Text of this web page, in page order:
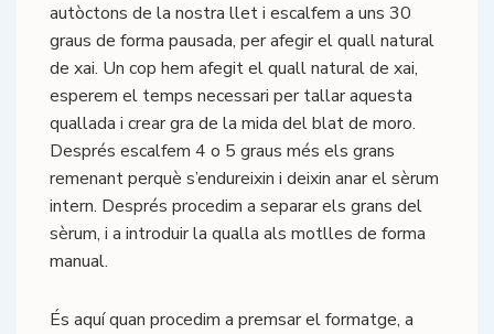
autòctons de la nostra llet i escalfem a uns 30
graus de forma pausada, per afegir el quall natural
de xai. Un cop hem afegit el quall natural de xai,
esperem el temps necessari per tallar aquesta
quallada i crear gra de la mida del blat de moro.
Després escalfem 4 o 5 graus més els grans
remenant perquè s’endureixin i deixin anar el sèrum
intern. Després procedim a separar els grans del
sèrum, i a introduir la qualla als motlles de forma
manual.
És aquí quan procedim a premsar el formatge, a